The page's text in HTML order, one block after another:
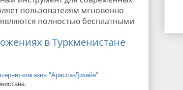
пользователям мгновенно
полностью бесплатными
в Туркменистане
магазин "Арасса-Дизайн"